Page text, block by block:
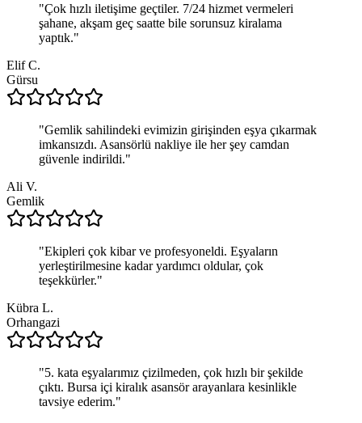
"Çok hızlı iletişime geçtiler. 7/24 hizmet vermeleri
şahane, akşam geç saatte bile sorunsuz kiralama
yaptık."
Elif C.
Gürsu
"Gemlik sahilindeki evimizin girişinden eşya çıkarmak
imkansızdı. Asansörlü nakliye ile her şey camdan
güvenle indirildi."
Ali V.
Gemlik
"Ekipleri çok kibar ve profesyoneldi. Eşyaların
yerleştirilmesine kadar yardımcı oldular, çok
teşekkürler."
Kübra L.
Orhangazi
"5. kata eşyalarımız çizilmeden, çok hızlı bir şekilde
çıktı. Bursa içi kiralık asansör arayanlara kesinlikle
tavsiye ederim."